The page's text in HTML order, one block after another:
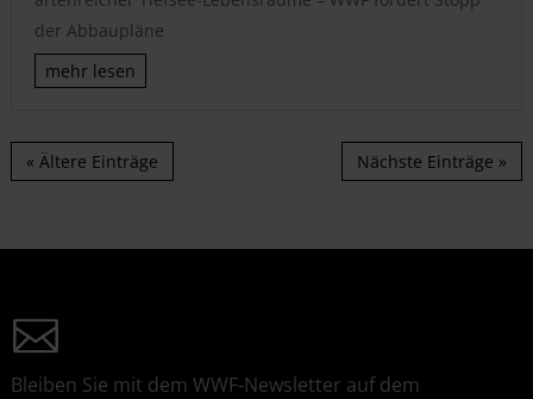
der Abbaupläne
mehr lesen
« Ältere Einträge Nächste Einträge »
Bleiben Sie mit dem WWF-Newsletter auf dem